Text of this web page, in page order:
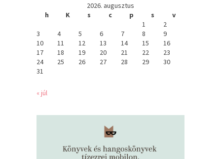
2026. augusztus
h
K s c p s
v
1
2
3
4 5 6 7 8
9
10
11 12 13 14 15
16
17
18 19 20 21 22
23
24
25 26 27 28 29
30
31
« júl